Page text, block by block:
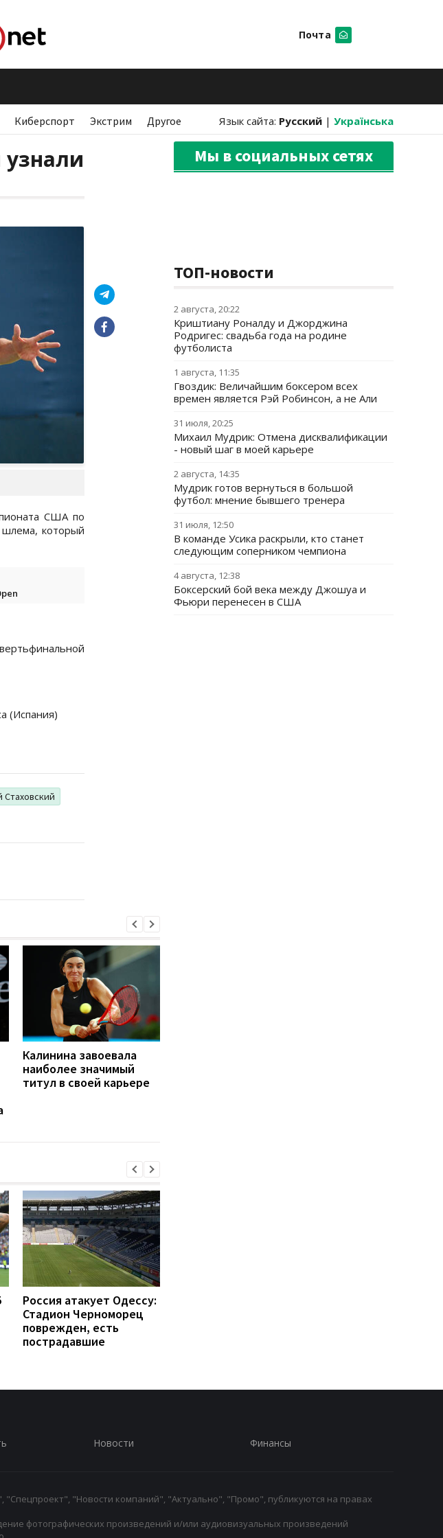
Почта
Киберспорт Экстрим Другое Язык сайта: Русский | Українська
узнали
США по
который
(Испания)
Стаховский
Калинина завоевала
наиболее значимый
титул в своей карьере
Россия атакует Одессу:
Стадион Черноморец
поврежден, есть
пострадавшие
Мы в социальных сетях
ТОП-новости
2 августа, 20:22
Криштиану Роналду и Джорджина
Родригес: свадьба года на родине
футболиста
1 августа, 11:35
Гвоздик: Величайшим боксером всех
времен является Рэй Робинсон, а не Али
31 июля, 20:25
Михаил Мудрик: Отмена дисквалификации
- новый шаг в моей карьере
2 августа, 14:35
Мудрик готов вернуться в большой
футбол: мнение бывшего тренера
31 июля, 12:50
В команде Усика раскрыли, кто станет
следующим соперником чемпиона
4 августа, 12:38
Боксерский бой века между Джошуа и
Фьюри перенесен в США
Новости Финансы
"Новости компаний", "Актуально", "Промо", публикуются на правах
фотографических произведений и/или аудиовизуальных произведений